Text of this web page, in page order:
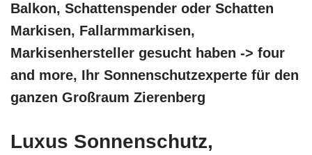
Balkon, Schattenspender oder Schatten
Markisen, Fallarmmarkisen,
Markisenhersteller gesucht haben -> four
and more, Ihr Sonnenschutzexperte für den
ganzen Großraum Zierenberg
Luxus Sonnenschutz,